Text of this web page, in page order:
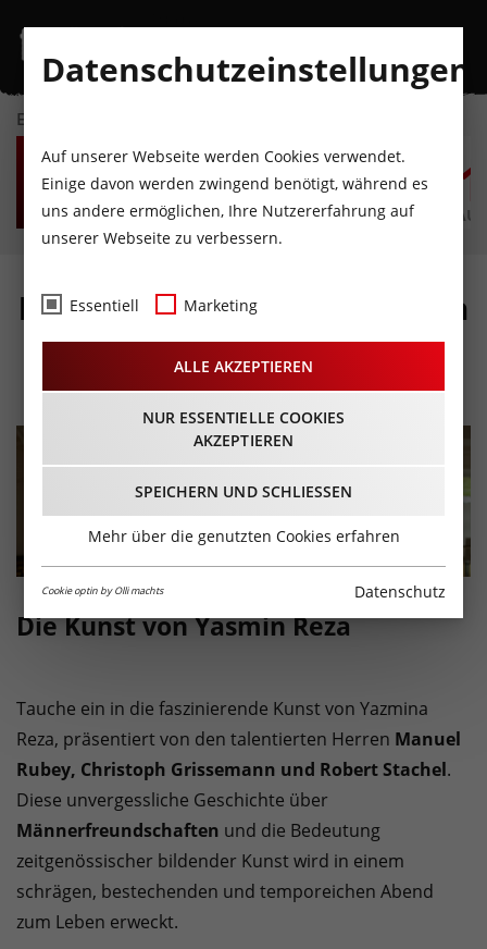
EVENTKALENDER
MO
10
AUGUST
DI
11
AUGUST
MI
12
AUGUST
DO
13
AUGUST
FR
14
AUGUST
Die Kunst von Yasmin Reza
- die gespielte Lesung
01.06.2024 - Beginn 20:00 Uhr
Die Kunst von Yasmin Reza
Tauche ein in die faszinierende Kunst von Yazmina
Reza, präsentiert von den talentierten Herren Manuel
Rubey, Christoph Grissemann und Robert Stachel.
Diese unvergessliche Geschichte über
Männerfreundschaften und die Bedeutung
zeitgenössischer bildender Kunst wird in einem
schrägen, bestechenden und temporeichen Abend
zum Leben erweckt.
Datenschutzeinstellungen
Auf unserer Webseite werden Cookies verwendet.
Einige davon werden zwingend benötigt, während es
uns andere ermöglichen, Ihre Nutzererfahrung auf
unserer Webseite zu verbessern.
Essentiell Marketing
ALLE AKZEPTIEREN
NUR ESSENTIELLE COOKIES
AKZEPTIEREN
SPEICHERN UND SCHLIESSEN
Mehr über die genutzten Cookies erfahren
Cookie optin by Olli machts Datenschutz